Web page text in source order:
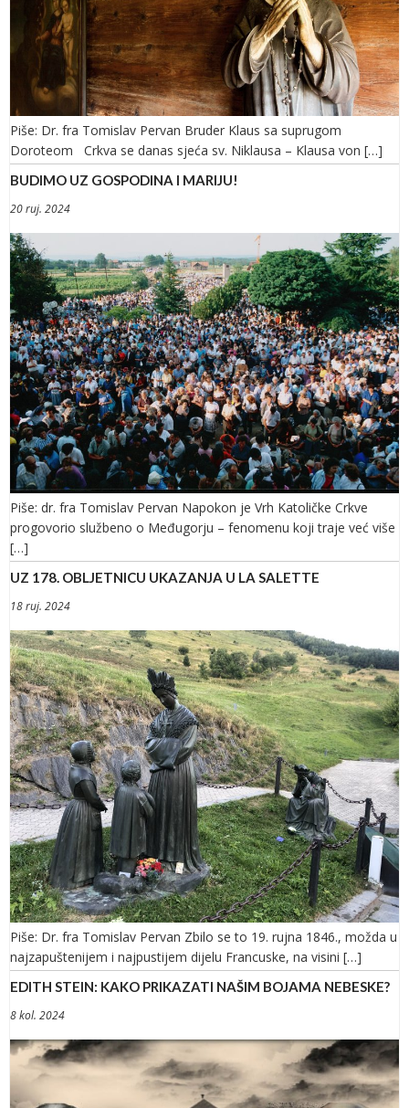
Piše: Dr. fra Tomislav Pervan Bruder Klaus sa suprugom
Doroteom Crkva se danas sjeća sv. Niklausa – Klausa von […]
BUDIMO UZ GOSPODINA I MARIJU!
20 ruj. 2024
Piše: dr. fra Tomislav Pervan Napokon je Vrh Katoličke Crkve
progovorio službeno o Međugorju – fenomenu koji traje već više
[…]
UZ 178. OBLJETNICU UKAZANJA U LA SALETTE
18 ruj. 2024
Piše: Dr. fra Tomislav Pervan Zbilo se to 19. rujna 1846., možda u
najzapuštenijem i najpustijem dijelu Francuske, na visini […]
EDITH STEIN: KAKO PRIKAZATI NAŠIM BOJAMA NEBESKE?
8 kol. 2024